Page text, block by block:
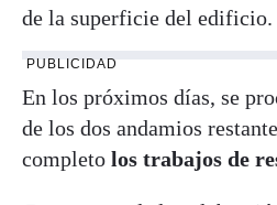
de la superficie del edificio.
PUBLICIDAD
En los próximos días, se
de los dos andamios
completo los trabajos de